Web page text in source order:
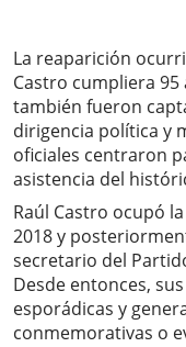
La reaparición
Castro cumpliera
también fueron
dirigencia política y
oficiales centraron
asistencia del
Raúl Castro ocupó
2018 y
secretario del
Desde entonces,
esporádicas y
conmemorativas o